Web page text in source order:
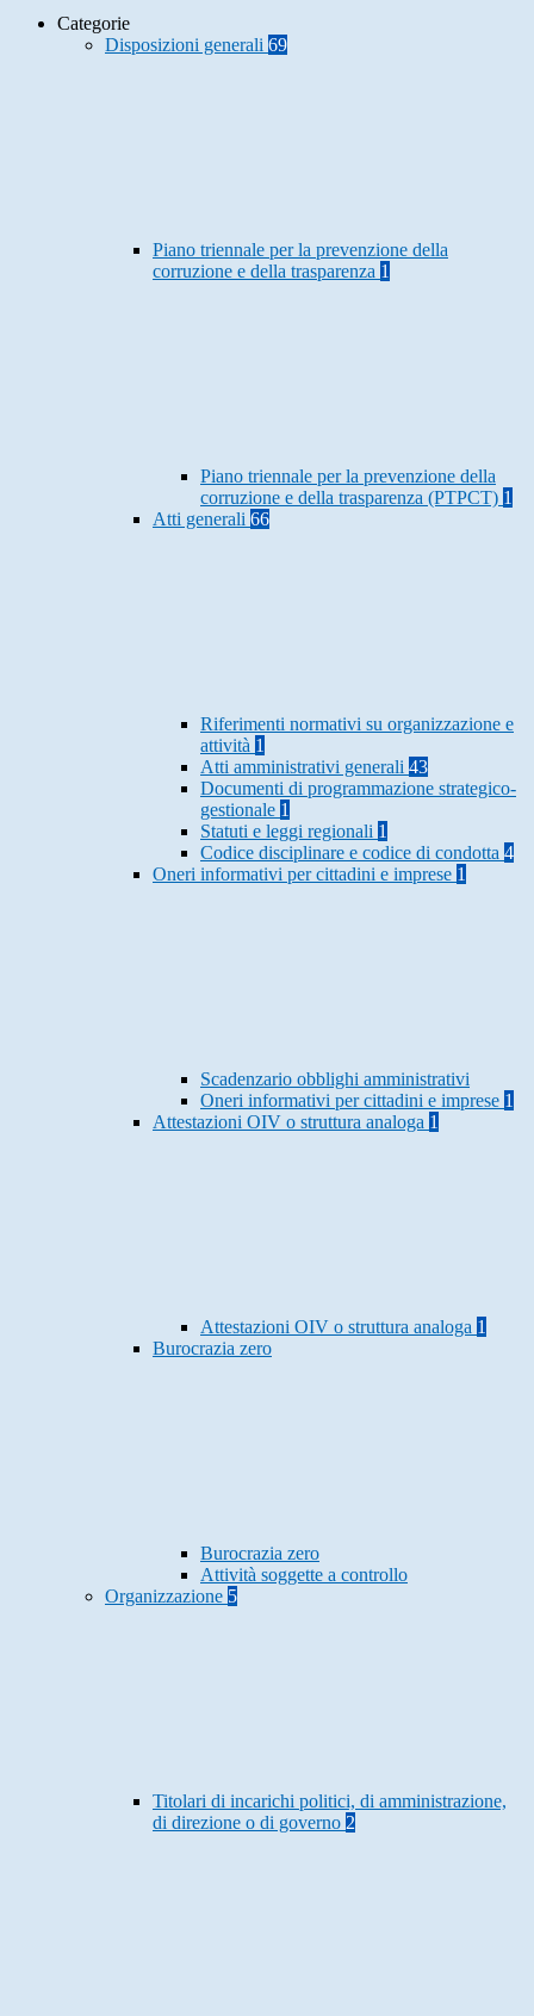
Categorie
Disposizioni generali 69
Piano triennale per la prevenzione della
corruzione e della trasparenza 1
Piano triennale per la prevenzione della
corruzione e della trasparenza (PTPCT) 1
Atti generali 66
Riferimenti normativi su organizzazione e
attività 1
Atti amministrativi generali 43
Documenti di programmazione strategico-
gestionale 1
Statuti e leggi regionali 1
Codice disciplinare e codice di condotta 4
Oneri informativi per cittadini e imprese 1
Scadenzario obblighi amministrativi
Oneri informativi per cittadini e imprese 1
Attestazioni OIV o struttura analoga 1
Attestazioni OIV o struttura analoga 1
Burocrazia zero
Burocrazia zero
Attività soggette a controllo
Organizzazione 5
Titolari di incarichi politici, di amministrazione,
di direzione o di governo 2